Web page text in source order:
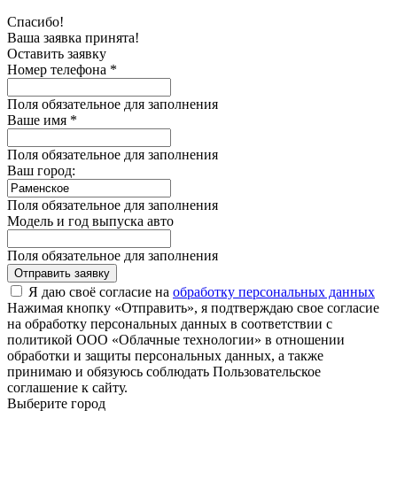
Спасибо!
Ваша заявка принята!
Оставить заявку
Номер телефона *
Поля обязательное для заполнения
Ваше имя *
Поля обязательное для заполнения
Ваш город:
Поля обязательное для заполнения
Модель и год выпуска авто
Поля обязательное для заполнения
Отправить заявку
Я даю своё согласие на обработку персональных данных
Нажимая кнопку «Отправить», я подтверждаю свое согласие
на обработку персональных данных в соответствии с
политикой ООО «Облачные технологии» в отношении
обработки и защиты персональных данных, а также
принимаю и обязуюсь соблюдать Пользовательское
соглашение к сайту.
Выберите город